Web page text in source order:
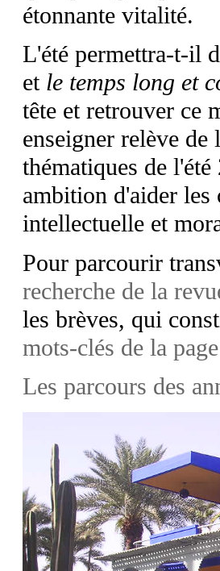
étonnante vitalité.
L'été permettra-t-il
et le temps long et
tête et retrouver ce
enseigner relève de
thématiques de
ambition d'aider les
intellectuelle et
Pour parcourir
recherche de la
les brèves, qui
mots-clés de la
Les parcours des